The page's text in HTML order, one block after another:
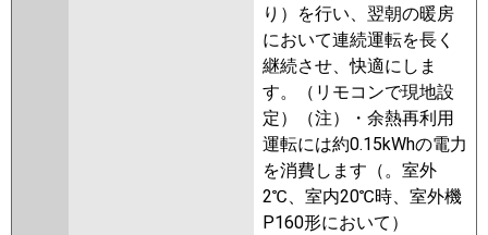
り）を行い、翌朝の暖房
において連続運転を長く
継続させ、快適にしま
す。（リモコンで現地設
定）（注）・余熱再利用
運転には約0.15kWhの電力
を消費します（。室外
2℃、室内20℃時、室外機
P160形において）